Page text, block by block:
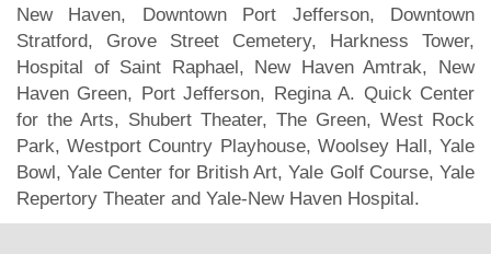
New Haven, Downtown Port Jefferson, Downtown
Stratford, Grove Street Cemetery, Harkness Tower,
Hospital of Saint Raphael, New Haven Amtrak, New
Haven Green, Port Jefferson, Regina A. Quick Center
for the Arts, Shubert Theater, The Green, West Rock
Park, Westport Country Playhouse, Woolsey Hall, Yale
Bowl, Yale Center for British Art, Yale Golf Course, Yale
Repertory Theater and Yale-New Haven Hospital.